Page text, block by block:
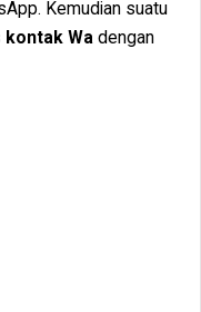
Kemudian suatu
kontak Wa dengan